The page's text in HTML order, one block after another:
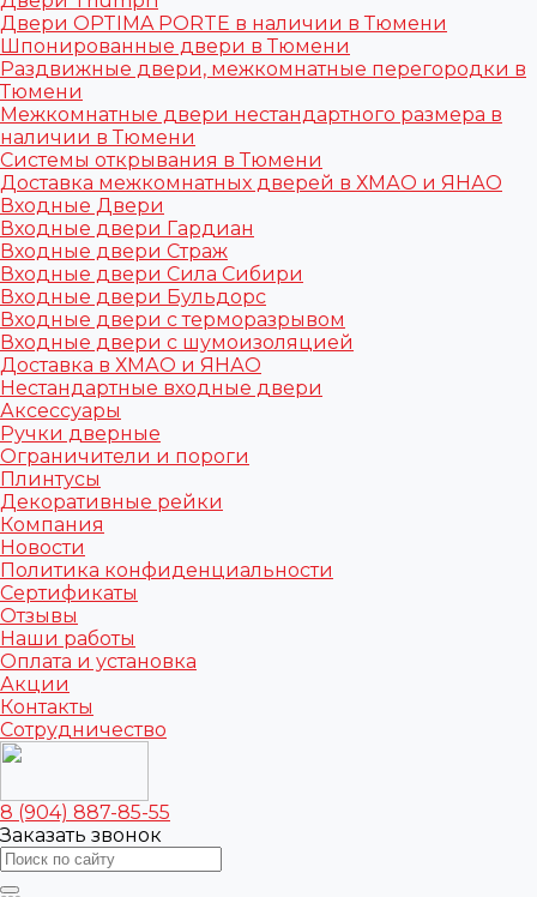
Двери OPTIMA PORTE в наличии в Тюмени
Шпонированные двери в Тюмени
Раздвижные двери, межкомнатные перегородки в
Тюмени
Межкомнатные двери нестандартного размера в
наличии в Тюмени
Системы открывания в Тюмени
Доставка межкомнатных дверей в ХМАО и ЯНАО
Входные Двери
Входные двери Гардиан
Входные двери Страж
Входные двери Сила Сибири
Входные двери Бульдорс
Входные двери с терморазрывом
Входные двери с шумоизоляцией
Доставка в ХМАО и ЯНАО
Нестандартные входные двери
Аксессуары
Ручки дверные
Ограничители и пороги
Плинтусы
Декоративные рейки
Компания
Новости
Политика конфиденциальности
Сертификаты
Отзывы
Наши работы
Оплата и установка
Акции
Контакты
Сотрудничество
8 (904) 887-85-55
Заказать звонок